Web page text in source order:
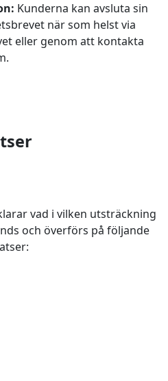
Kunderna kan avsluta sin
när som helst via
eller genom att kontakta
vad i vilken utsträckning
och överförs på följande